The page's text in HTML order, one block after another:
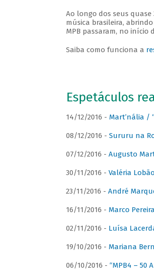
Ao longo dos seus quase
música brasileira,
MPB passaram, no início
Saiba como funciona a
Espetáculos
14/12/2016 - Mart’nália /
08/12/2016 - Sururu na
07/12/2016 - Augusto
30/11/2016 - Valéria
23/11/2016 - André
16/11/2016 - Marco
02/11/2016 - Luísa
19/10/2016 - Mariana
06/10/2016 - “MPB4 – 50